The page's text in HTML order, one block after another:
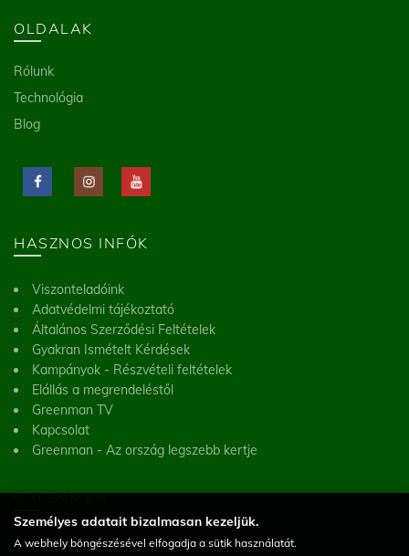
OLDALAK
Rólunk
Technológia
Blog
HASZNOS INFÓK
Viszonteladóink
Adatvédelmi tájékoztató
Általános Szerződési Feltételek
Gyakran Ismételt Kérdések
Kampányok - Részvételi feltételek
Elállás a megrendeléstől
Greenman TV
Kapcsolat
Greenman - Az ország legszebb kertje
GREENMAN
Greenman Kft.
Személyes adatait bizalmasan kezeljük.
A webhely böngészésével elfogadja a sütik használatát.